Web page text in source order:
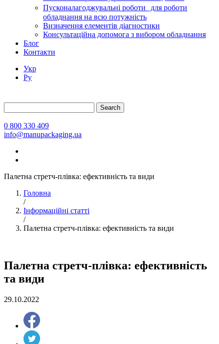
Пусконалагоджувальні роботи для роботи
обладнання на всю потужність
Визначення елементів діагностики
Консультаційна допомога з вибором обладнання
Блог
Контакти
Укр
Ру
Search
0 800 330 409
info@manupackaging.ua
Палетна стретч-плівка: ефективність та види
Головна
/
Інформаційні статті
/
Палетна стретч-плівка: ефективність та види
Палетна стретч-плівка: ефективність
та види
29.10.2022